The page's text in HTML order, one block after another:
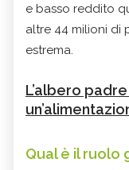
e basso reddito
altre 44 milioni di
estrema.
L’albero
Qual è il ruolo